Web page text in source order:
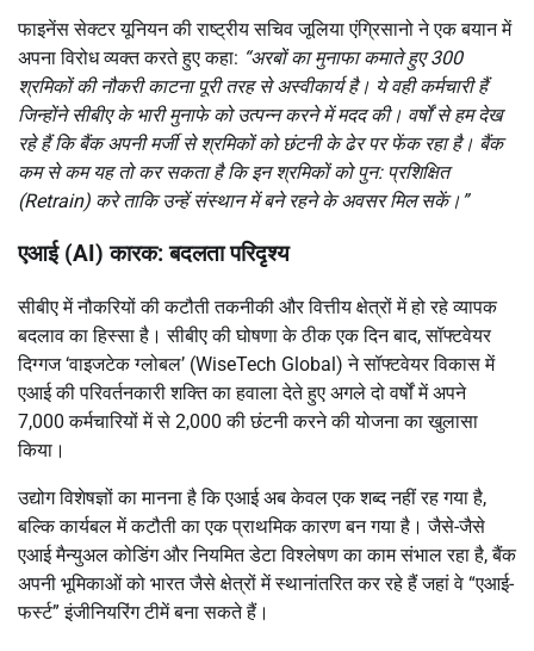
फाइनेंस सेक्टर यूनियन की राष्ट्रीय सचिव जूलिया एंग्रिसानो ने एक बयान में
अपना विरोध व्यक्त करते हुए कहा: “अरबों का मुनाफा कमाते हुए 300
श्रमिकों की नौकरी काटना पूरी तरह से अस्वीकार्य है। ये वही कर्मचारी हैं
जिन्होंने सीबीए के भारी मुनाफे को उत्पन्न करने में मदद की। वर्षों से हम देख
रहे हैं कि बैंक अपनी मर्जी से श्रमिकों को छंटनी के ढेर पर फेंक रहा है। बैंक
कम से कम यह तो कर सकता है कि इन श्रमिकों को पुन: प्रशिक्षित
(Retrain) करे ताकि उन्हें संस्थान में बने रहने के अवसर मिल सकें।”
एआई (AI) कारक: बदलता परिदृश्य
सीबीए में नौकरियों की कटौती तकनीकी और वित्तीय क्षेत्रों में हो रहे व्यापक
बदलाव का हिस्सा है। सीबीए की घोषणा के ठीक एक दिन बाद, सॉफ्टवेयर
दिग्गज ‘वाइजटेक ग्लोबल’ (WiseTech Global) ने सॉफ्टवेयर विकास में
एआई की परिवर्तनकारी शक्ति का हवाला देते हुए अगले दो वर्षों में अपने
7,000 कर्मचारियों में से 2,000 की छंटनी करने की योजना का खुलासा
किया।
उद्योग विशेषज्ञों का मानना है कि एआई अब केवल एक शब्द नहीं रह गया है,
बल्कि कार्यबल में कटौती का एक प्राथमिक कारण बन गया है। जैसे-जैसे
एआई मैन्युअल कोडिंग और नियमित डेटा विश्लेषण का काम संभाल रहा है, बैंक
अपनी भूमिकाओं को भारत जैसे क्षेत्रों में स्थानांतरित कर रहे हैं जहां वे “एआई-
फर्स्ट” इंजीनियरिंग टीमें बना सकते हैं।